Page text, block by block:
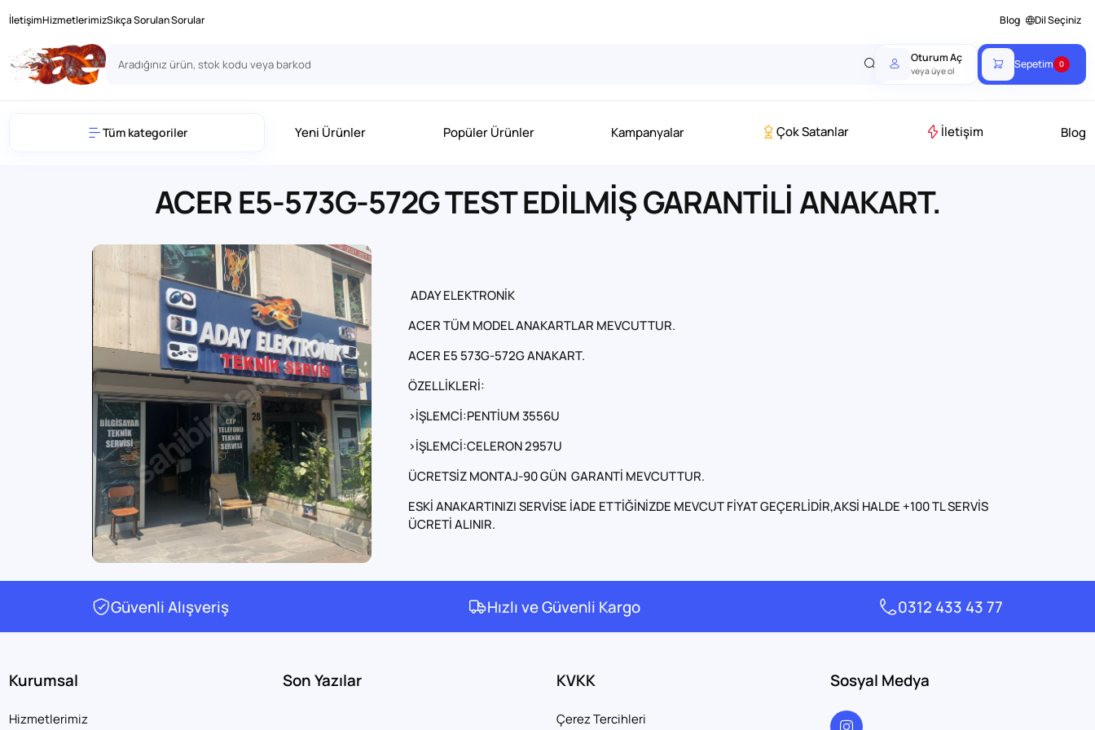
İletişimHizmetlerimizSıkça Sorulan Sorular Blog Dil Seçiniz
Oturum Aç
veya üye ol
Sepetim 0
Tüm kategoriler Yeni Ürünler Popüler Ürünler Kampanyalar Çok Satanlar İletişim Blog
ACER E5-573G-572G TEST EDİLMİŞ GARANTİLİ ANAKART.
ADAY ELEKTRONİK
ACER TÜM MODEL ANAKARTLAR MEVCUTTUR.
ACER E5 573G-572G ANAKART.
ÖZELLİKLERİ:
>İŞLEMCİ:PENTİUM 3556U
>İŞLEMCİ:CELERON 2957U
ÜCRETSİZ MONTAJ-90 GÜN GARANTİ MEVCUTTUR.
ESKİ ANAKARTINIZI SERVİSE İADE ETTİĞİNİZDE MEVCUT FİYAT GEÇERLİDİR,AKSİ HALDE +100 TL SERVİS
ÜCRETİ ALINIR.
Güvenli Alışveriş Hızlı ve Güvenli Kargo 0312 433 43 77
Kurumsal
Hizmetlerimiz
Son Yazılar KVKK
Çerez Tercihleri
Sosyal Medya